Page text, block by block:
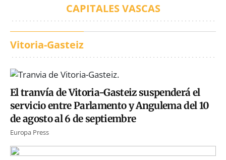
CAPITALES VASCAS
Vitoria-Gasteiz
El tranvía de Vitoria-Gasteiz suspenderá el
servicio entre Parlamento y Angulema del 10
de agosto al 6 de septiembre
Europa Press